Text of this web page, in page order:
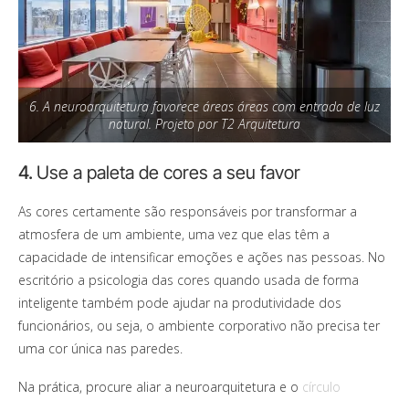
6. A neuroarquitetura favorece áreas áreas com entrada de luz
natural. Projeto por T2 Arquitetura
4. Use a paleta de cores a seu favor
As cores certamente são responsáveis por transformar a
atmosfera de um ambiente, uma vez que elas têm a
capacidade de intensificar emoções e ações nas pessoas. No
escritório a psicologia das cores quando usada de forma
inteligente também pode ajudar na produtividade dos
funcionários, ou seja, o ambiente corporativo não precisa ter
uma cor única nas paredes.
Na prática, procure aliar a neuroarquitetura e o círculo